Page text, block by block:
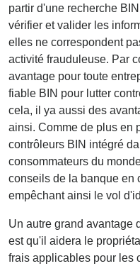
partir d'une recherche
vérifier et valider les
elles ne correspondent
activité frauduleuse. Par
avantage pour toute
fiable BIN pour lutter
cela, il ya aussi des
ainsi. Comme de plus en
contrôleurs BIN intégré
consommateurs du
conseils de la banque en
empêchant ainsi le vol
Un autre grand avantage
est qu'il aidera le
frais applicables pour les